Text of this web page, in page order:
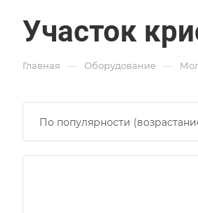
Участок
Главная — Оборудование —
По популярности